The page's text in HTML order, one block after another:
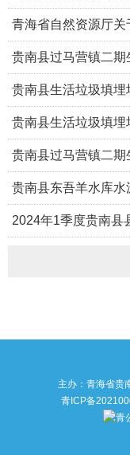
南州贵南县做好“沙
青海省自然资源厅
源确权首次登记公告
贵南县过马营镇二
贵南县生活垃圾填
贵南县生活垃圾填
示
贵南县过马营镇二
第一次公示
贵南县东吾羊水库
境影响报告书公众
2024年1季度贵南县
地表水水质状况政
主办：青海省
青ICP备
青